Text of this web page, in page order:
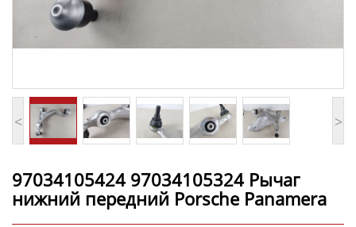
< >
97034105424 97034105324 Рычаг
нижний передний Porsche Panamera